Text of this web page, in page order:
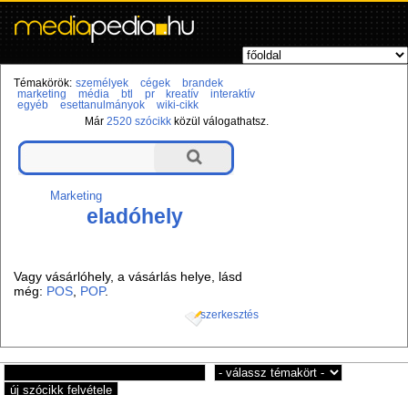
Témakörök: személyek cégek
brandek
marketing
média btl pr kreatív
interaktív
egyéb
esettanulmányok
wiki-cikk
Már2520 szócikk közül válogathatsz.
Marketing
eladóhely
Vagy vásárlóhely, a vásárlás helye, lásd
még: POS POP.
szerkesztés